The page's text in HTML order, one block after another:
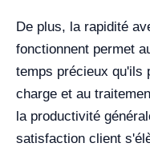
De plus, la rapidité
fonctionnent permet
temps précieux qu'ils
charge et au
la productivité
satisfaction client